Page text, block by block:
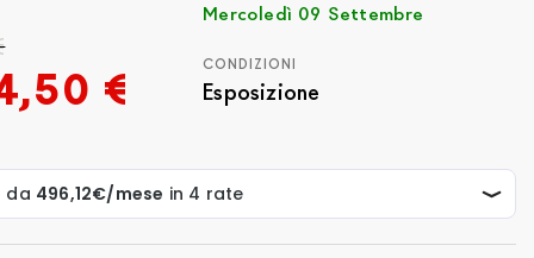
€
Mercoledì 09 Settembre
CONDIZIONI
Esposizione